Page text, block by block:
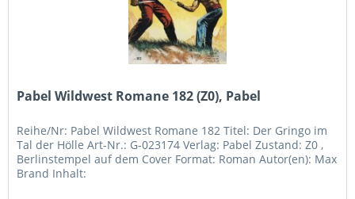
Pabel Wildwest Romane 182 (Z0), Pabel
Reihe/Nr: Pabel Wildwest Romane 182 Titel: Der Gringo im
Tal der Hölle Art-Nr.: G-023174 Verlag: Pabel Zustand: Z0 ,
Berlinstempel auf dem Cover Format: Roman Autor(en): Max
Brand Inhalt: